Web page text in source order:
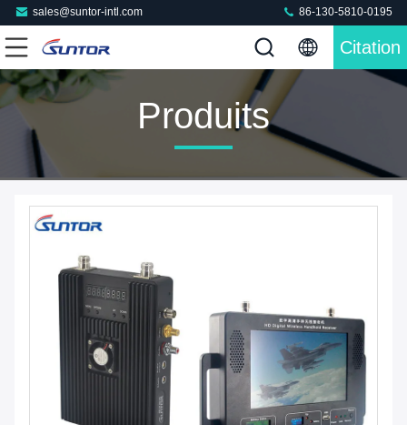
sales@suntor-intl.com 86-130-5810-0195
Citation
Produits